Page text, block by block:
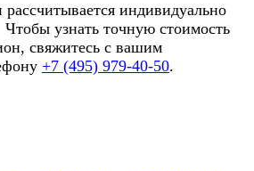
индивидуально
Чтобы узнать точную стоимость
свяжитесь с вашим
+7 (495) 979-40-50.